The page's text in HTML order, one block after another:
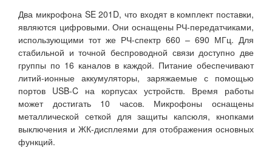
Два микрофона SE 201D, что входят в комплект поставки,
являются цифровыми. Они оснащены РЧ-передатчиками,
использующими тот же РЧ-спектр 660 – 690 МГц. Для
стабильной и точной беспроводной связи доступно две
группы по 16 каналов в каждой. Питание обеспечивают
литий-ионные аккумуляторы, заряжаемые с помощью
портов USB-C на корпусах устройств. Время работы
может достигать 10 часов. Микрофоны оснащены
металлической сеткой для защиты капсюля, кнопками
выключения и ЖК-дисплеями для отображения основных
функций.